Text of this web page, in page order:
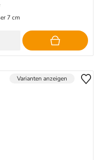
7 cm
Varianten anzeigen